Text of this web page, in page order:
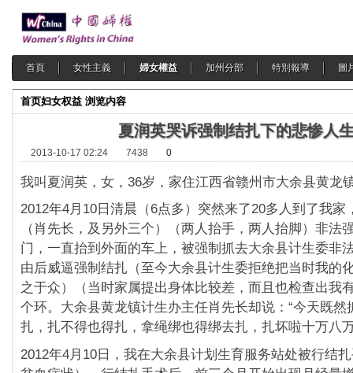
首頁 女性主義 婦女權益 加州分部 特別報導 圖
首页妇女权益 浏览内容
夏润英哭诉强制结扎下的悲惨人
2013-10-17 02:24 7438 0
我叫夏润英，女，36岁，家住江西省赣州市大余县黄龙
2012年4月10日清晨（6点多）突然来了20多人到了我家
（肖先长，及另外三个）（两人抬手，两人抬脚）非法
门，一直抬到外面的车上，被强制抓去大余县计生委非
由后威逼强制结扎（至今大余县计生委拒绝把当时我的
之于众）（当时家属提出身体比较差，而且也检查出我
个环。大余县黄龙镇计生办主任肖先长却说：“今天既然
扎，扎不得也得扎，拿绳绑也得绑去扎，扎坏啦十万八
2012年4月10日，我在大余县计划生育服务站处被行结